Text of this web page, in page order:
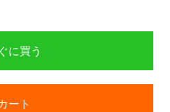
に買う
ート